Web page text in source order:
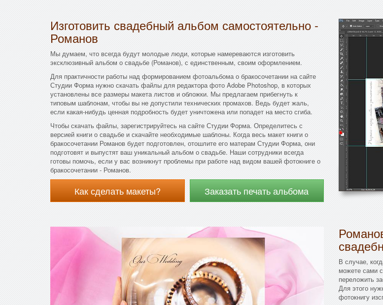
Изготовить свадебный альбом самостоятельно -
Романов
Мы думаем, что всегда будут молодые люди, которые намереваются изготовить
эксклюзивный альбом о свадьбе (Романов), с единственным, своим оформлением.
Для практичности работы над формированием фотоальбома о бракосочетании на сайте
Студии Форма нужно скачать файлы для редактора фото Adobe Photoshop, в которых
установлены все размеры макета листов и обложки. Мы предлагаем прибегнуть к
типовым шаблонам, чтобы вы не допустили технических промахов. Ведь будет жаль,
если какая-нибудь ценная подробность будет уничтожена или попадет на место сгиба.
Чтобы скачать файлы, зарегистрируйтесь на сайте Студии Форма. Определитесь с
версией книги о свадьбе и скачайте необходимые шаблоны. Когда весь макет книги о
бракосочетании Романов будет подготовлен, отошлите его матерам Студии Форма, они
подготовят и выпустят ваш уникальный альбом о свадьбе. Наши сотрудники всегда
готовы помочь, если у вас возникнут проблемы при работе над видом вашей фотокниге о
бракосочетании - Романов.
Как сделать макеты? Заказать печать альбома
В случае,
можете сами
переложить
Для этого
фотокнигу